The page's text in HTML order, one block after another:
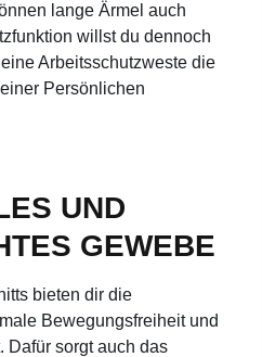
lange Ärmel auch
willst du dennoch
Arbeitsschutzweste die
Persönlichen
UND
GEWEBE
bieten dir die
Bewegungsfreiheit und
Dafür sorgt auch das